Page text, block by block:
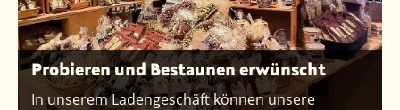
Probieren und Bestaunen erwünscht
In unserem Ladengeschäft können unsere